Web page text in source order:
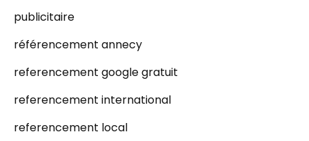
publicitaire
référencement annecy
referencement google gratuit
referencement international
referencement local